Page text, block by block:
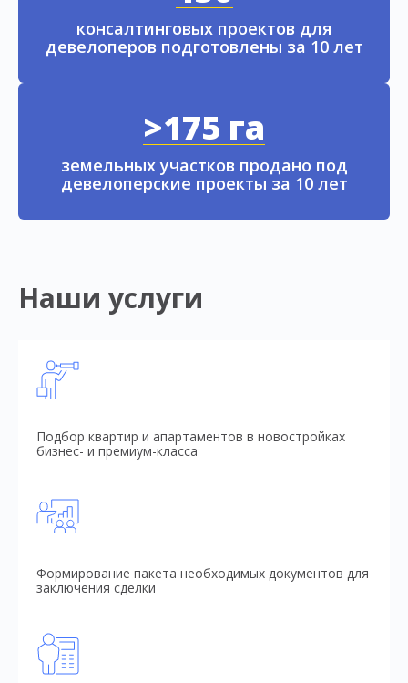
консалтинговых проектов для
девелоперов подготовлены за 10 лет
>175 га
земельных участков продано под
девелоперские проекты за 10 лет
Наши услуги
Подбор квартир и апартаментов в новостройках
бизнес- и премиум-класса
Формирование пакета необходимых документов для
заключения сделки